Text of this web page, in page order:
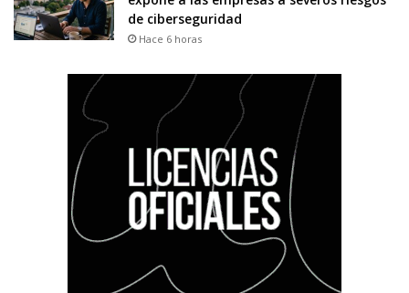
de ciberseguridad
Hace 6 horas